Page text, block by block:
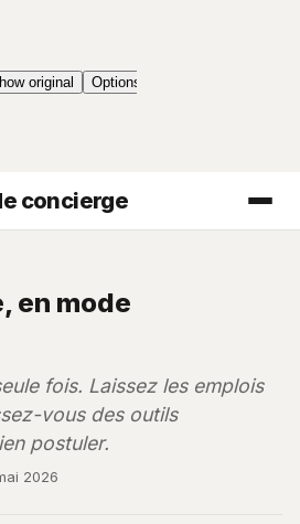
concierge
en mode
fois. Laissez les emplois
vous des outils
postuler.
2026